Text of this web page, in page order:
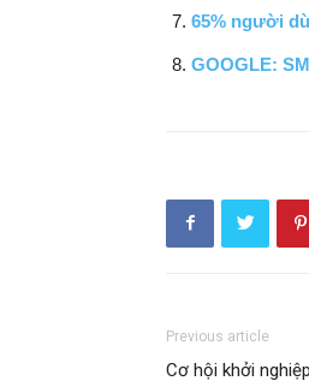
65% người
GOOGLE:
Previous article
Cơ hội khởi